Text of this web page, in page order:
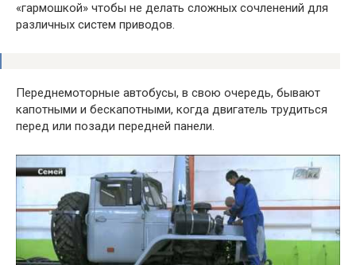
«гармошкой» чтобы не делать сложных сочленений для
различных систем приводов.
Переднемоторные автобусы, в свою очередь, бывают
капотными и бескапотными, когда двигатель трудиться
перед или позади передней панели.